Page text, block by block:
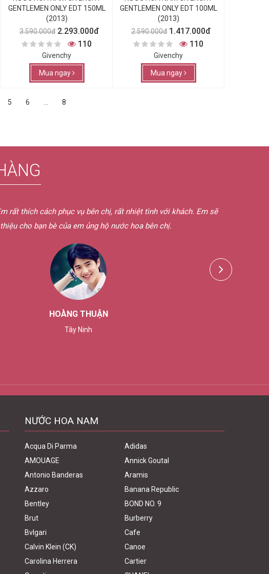
GENTLEMEN ONLY EDT 150ML
(2013)
3.590.000đ 2.293.000đ
110
Givenchy
Mua ngay
GENTLEMEN ONLY EDT 100ML
(2013)
2.590.000đ 1.417.000đ
110
Givenchy
Mua ngay
5 6 8
chị, rất nhiệt tình với khách. Em sẽ
ủng hộ nước hoa bên chị.
Hôm qua em nhận được
chừng. Mẫu thử chị gửi em
NƯỚC HOA NAM
Acqua Di Parma
Adidas
AMOUAGE
Annick Goutal
Antonio Banderas
Aramis
Azzaro
Banana Republic
Bentley
BOND NO. 9
Brut
Burberry
Bvlgari
Cafe
Calvin Klein (CK)
Canoe
Carolina Herrera
Cartier